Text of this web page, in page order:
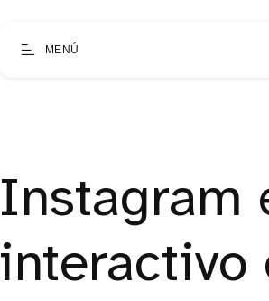
MENÚ
Instagram
interactivo